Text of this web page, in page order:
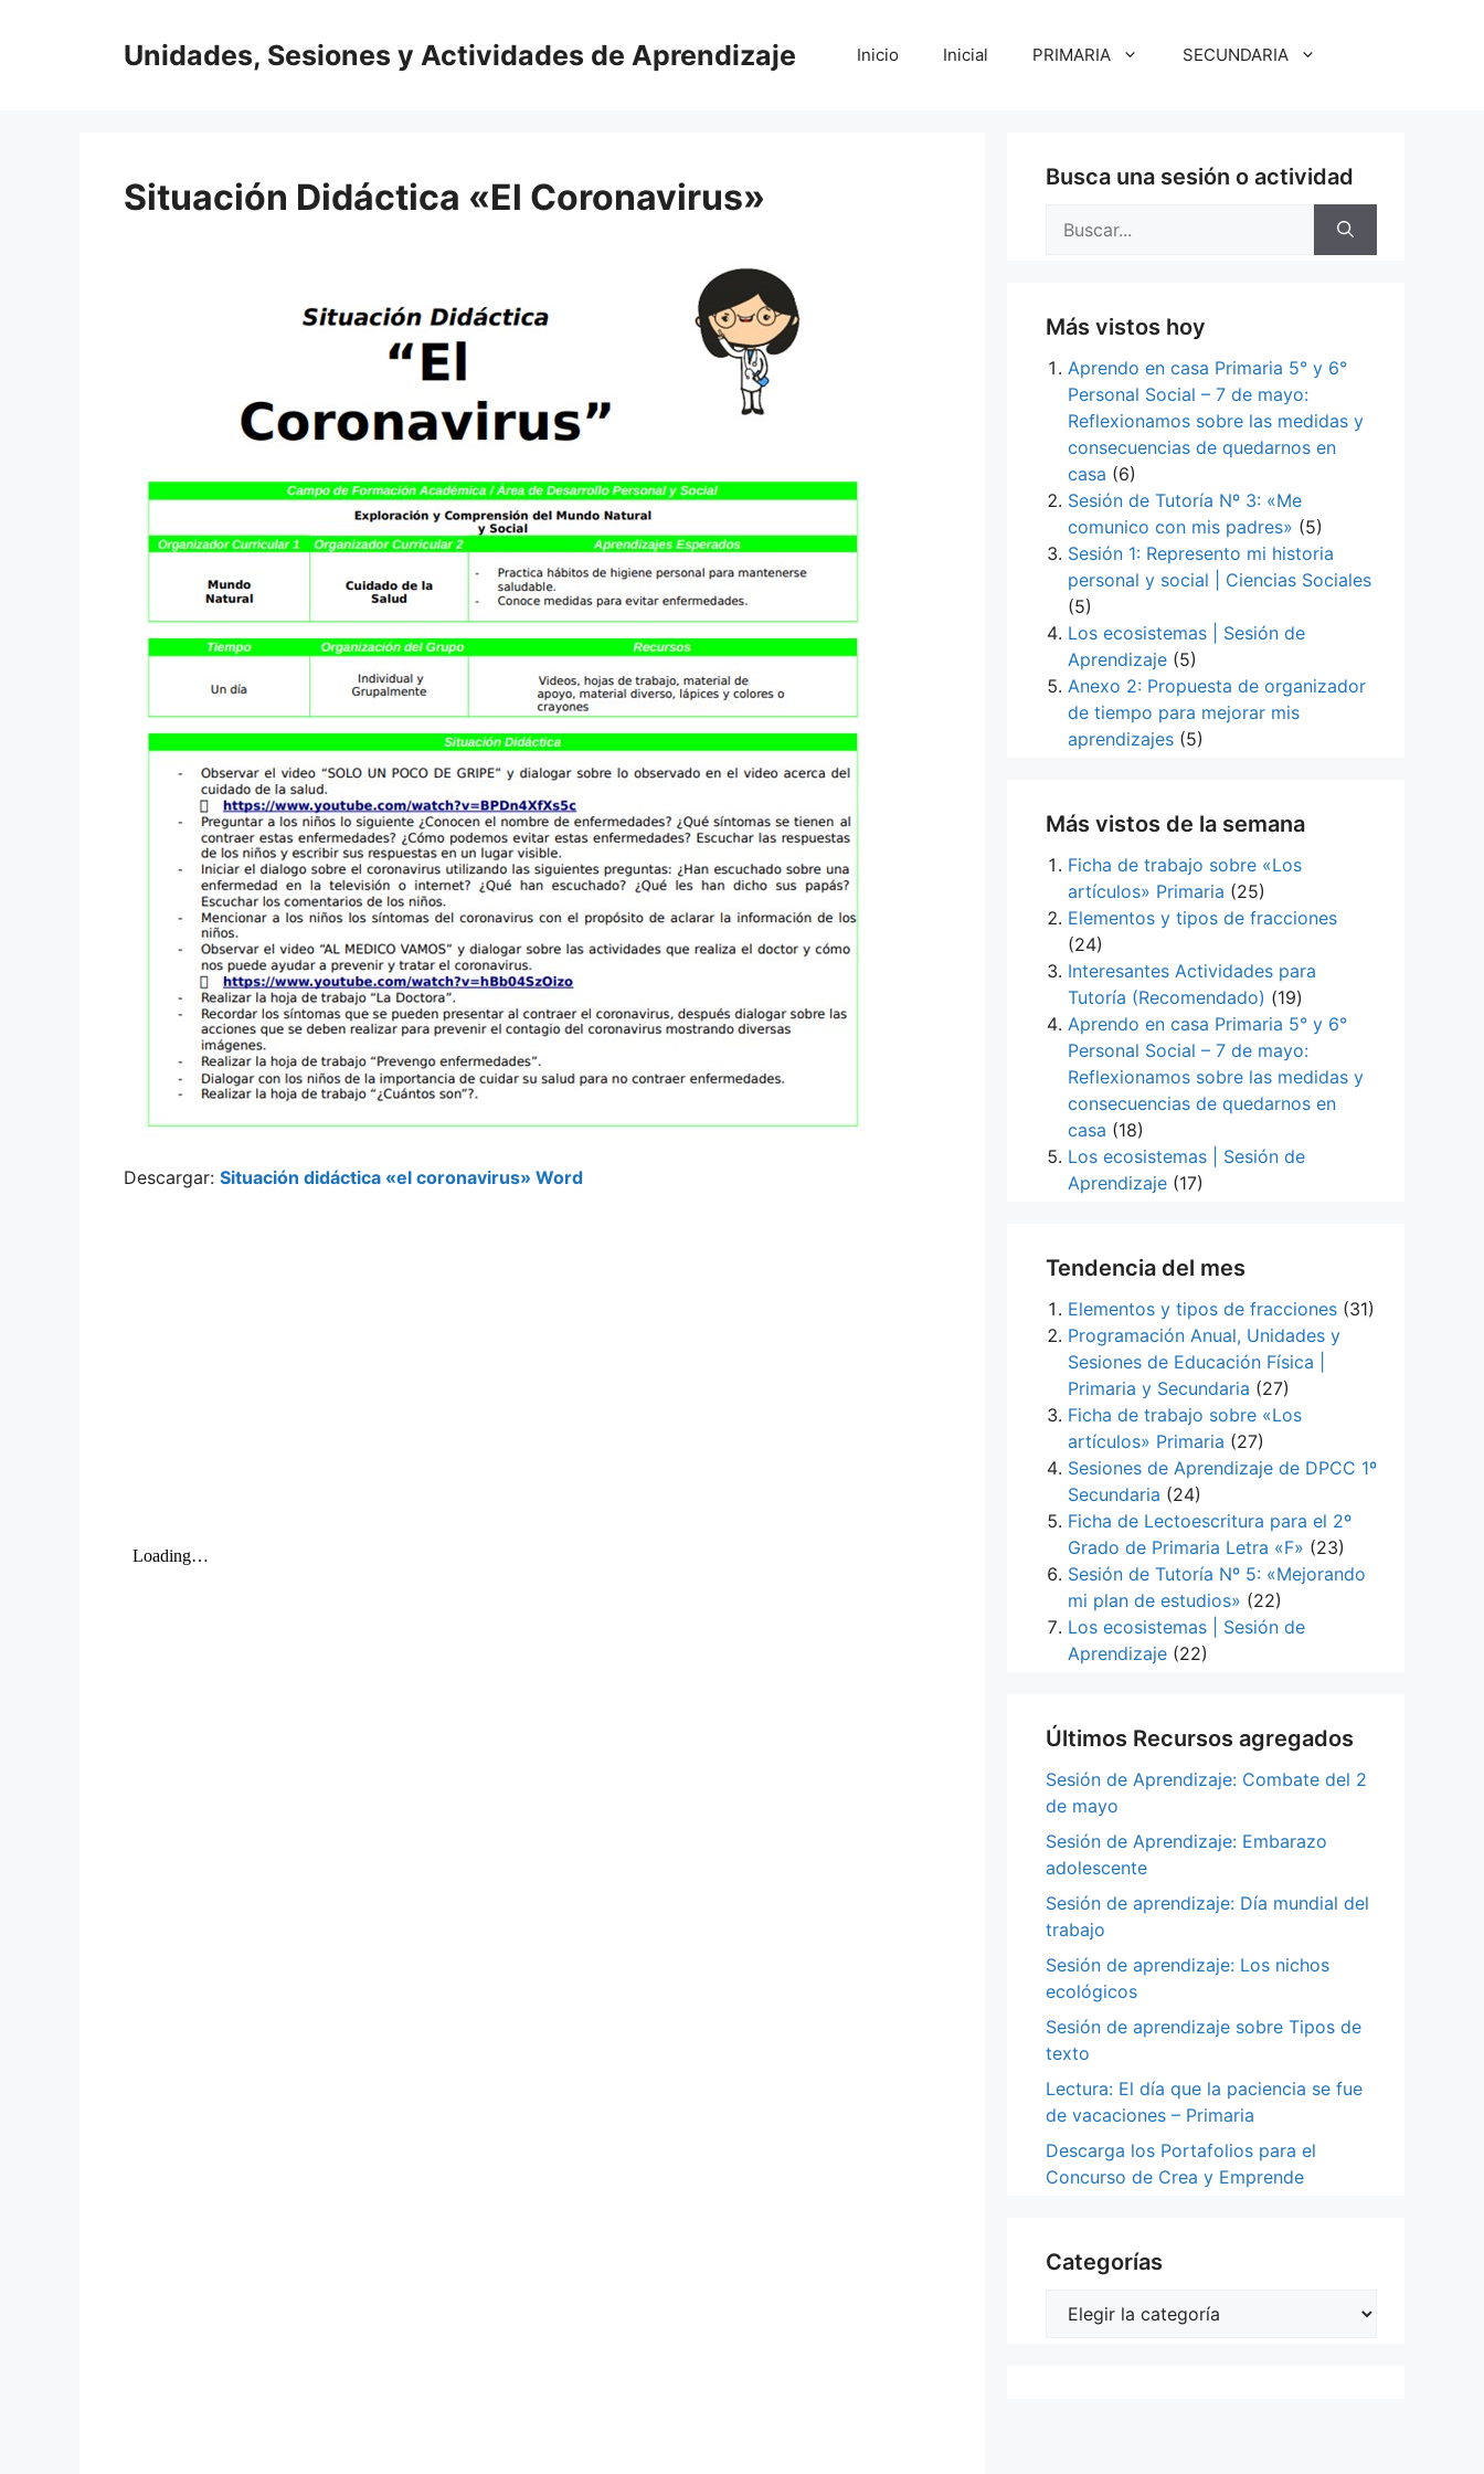
Unidades, Sesiones y Actividades de Aprendizaje Inicio Inicial PRIMARIA SECUNDARIA
Situación Didáctica «El Coronavirus»
Descargar: Situación didáctica «el coronavirus» Word
Busca una sesión o actividad
Más vistos hoy
Aprendo en casa Primaria 5° y 6°
Personal Social – 7 de mayo:
Reflexionamos sobre las medidas y
consecuencias de quedarnos en
casa (6)
Sesión de Tutoría Nº 3: «Me
comunico con mis padres» (5)
Sesión 1: Represento mi historia
personal y social | Ciencias Sociales
(5)
Los ecosistemas | Sesión de
Aprendizaje (5)
Anexo 2: Propuesta de organizador
de tiempo para mejorar mis
aprendizajes (5)
Más vistos de la semana
Ficha de trabajo sobre «Los
artículos» Primaria (25)
Elementos y tipos de fracciones
(24)
Interesantes Actividades para
Tutoría (Recomendado) (19)
Aprendo en casa Primaria 5° y 6°
Personal Social – 7 de mayo:
Reflexionamos sobre las medidas y
consecuencias de quedarnos en
casa (18)
Los ecosistemas | Sesión de
Aprendizaje (17)
Tendencia del mes
Elementos y tipos de fracciones (31)
Programación Anual, Unidades y
Sesiones de Educación Física |
Primaria y Secundaria (27)
Ficha de trabajo sobre «Los
artículos» Primaria (27)
Sesiones de Aprendizaje de DPCC 1º
Secundaria (24)
Ficha de Lectoescritura para el 2º
Grado de Primaria Letra «F» (23)
Sesión de Tutoría Nº 5: «Mejorando
mi plan de estudios» (22)
Los ecosistemas | Sesión de
Aprendizaje (22)
Últimos Recursos agregados
Sesión de Aprendizaje: Combate del 2
de mayo
Sesión de Aprendizaje: Embarazo
adolescente
Sesión de aprendizaje: Día mundial del
trabajo
Sesión de aprendizaje: Los nichos
ecológicos
Sesión de aprendizaje sobre Tipos de
texto
Lectura: El día que la paciencia se fue
de vacaciones – Primaria
Descarga los Portafolios para el
Concurso de Crea y Emprende
Categorías
Categorías